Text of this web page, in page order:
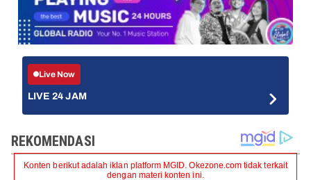
Live Now
LIVE 24 JAM